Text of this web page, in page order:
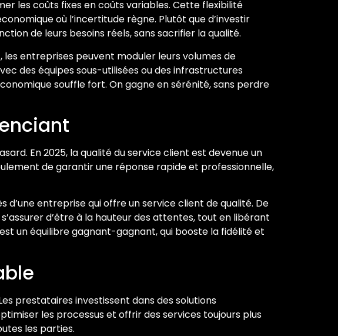
les coûts fixes en coûts variables. Cette flexibilité
où l’incertitude règne. Plutôt que d’investir
de leurs besoins réels, sans sacrifier la qualité.
entreprises peuvent moduler leurs volumes de
des équipes sous-utilisées ou des infrastructures
souffle fort. On gagne en sérénité, sans perdre
En 2025, la qualité du service client est devenue un
de garantir une réponse rapide et professionnelle,
d’une entreprise qui offre un service client de qualité. De
d’être à la hauteur des attentes, tout en libérant
un équilibre gagnant-gagnant, qui booste la fidélité et
prestataires investissent dans des solutions
les processus et offrir des services toujours plus
les parties.